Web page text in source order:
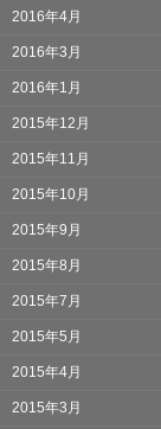
2016年4月
2016年3月
2016年1月
2015年12月
2015年11月
2015年10月
2015年9月
2015年8月
2015年7月
2015年5月
2015年4月
2015年3月